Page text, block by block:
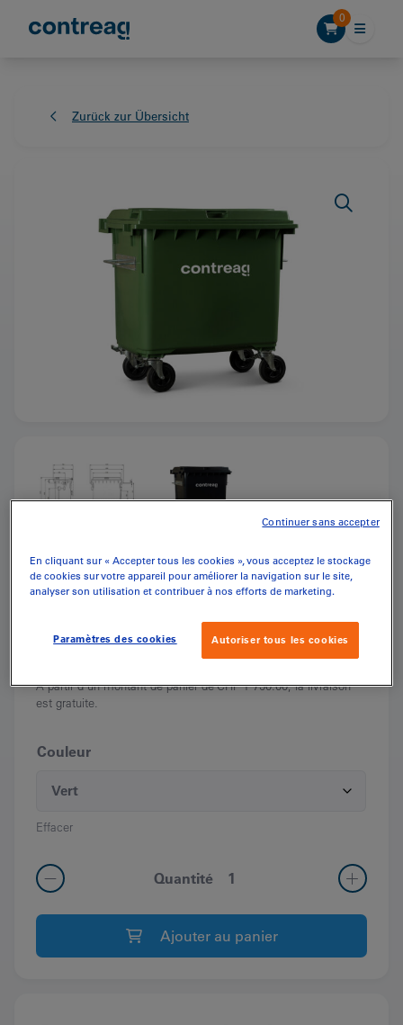
0
Zurück zur Übersicht
CHF545.90 (inkl. MwSt.)
Livraison en Suisse. Le forfait s'élève àCHF55.00
A partir d'un montant de panier de CHF 1´750.00, la livraison
est gratuite.
Couleur
Effacer
Quantité quantité
Conteneur
en
plastique
Ajouter au panier
En cliquant sur « Accepter tous les cookies », vous acceptez le stockage
de cookies sur votre appareil pour améliorer la navigation sur le site,
analyser son utilisation et contribuer à nos efforts de marketing.
Autoriser tous les cookies
Paramètres des cookies
Continuer sans accepter